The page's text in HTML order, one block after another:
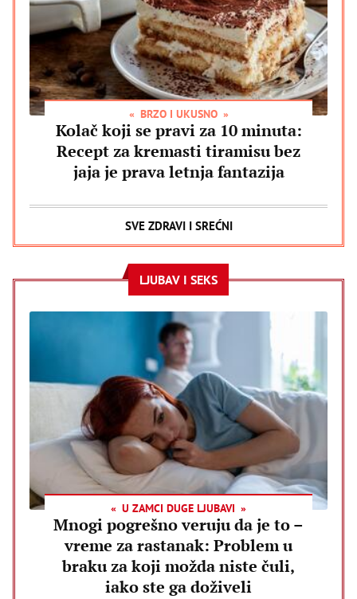
BRZO I UKUSNO
Kolač koji se pravi za 10 minuta:
Recept za kremasti tiramisu bez
jaja je prava letnja fantazija
SVE ZDRAVI I SREĆNI
LJUBAV I SEKS
U ZAMCI DUGE LJUBAVI
Mnogi pogrešno veruju da je to –
vreme za rastanak: Problem u
braku za koji možda niste čuli,
iako ste ga doživeli